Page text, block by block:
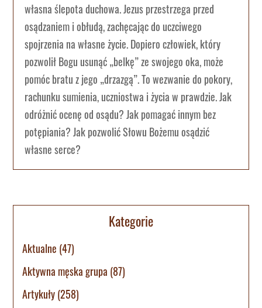
własna ślepota duchowa. Jezus przestrzega przed
osądzaniem i obłudą, zachęcając do uczciwego
spojrzenia na własne życie. Dopiero człowiek, który
pozwolił Bogu usunąć „belkę” ze swojego oka, może
pomóc bratu z jego „drzazgą”. To wezwanie do pokory,
rachunku sumienia, uczniostwa i życia w prawdzie. Jak
odróżnić ocenę od osądu? Jak pomagać innym bez
potępiania? Jak pozwolić Słowu Bożemu osądzić
własne serce?
Kategorie
Aktualne (47)
Aktywna męska grupa (87)
Artykuły(258)